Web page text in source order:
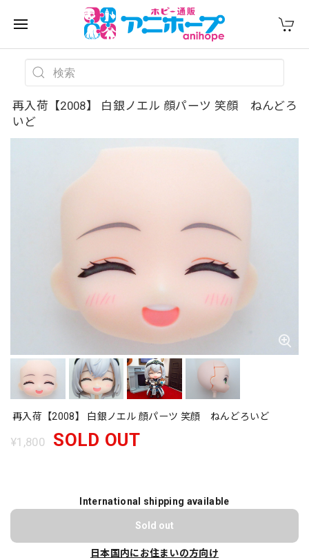
再入荷【2008】 白銀ノエル 顔パーツ 笑顔 ねんどろ
いど
再入荷【2008】 白銀ノエル 顔パーツ 笑顔 ねんどろいど
¥1,800 SOLD OUT
International shipping available
Sold out
日本国内にお住まいの方向け